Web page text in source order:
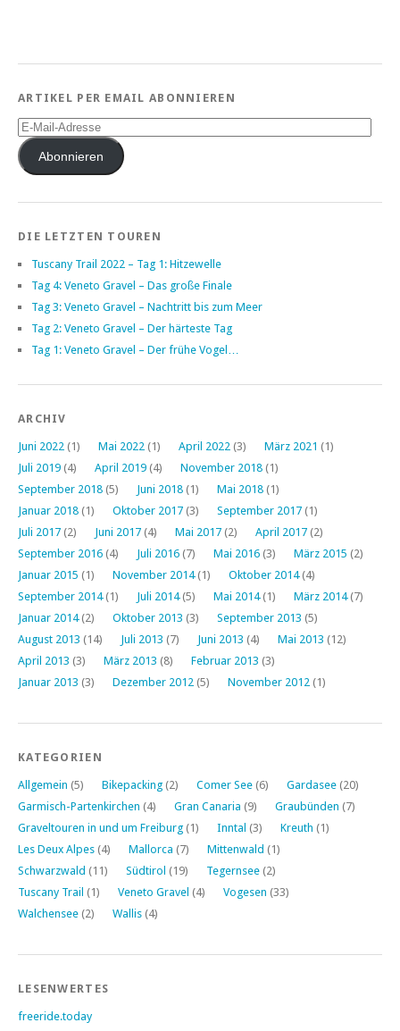
ARTIKEL PER EMAIL ABONNIEREN
E-
Mail-
AdresseAbonnieren
DIE LETZTEN TOUREN
Tuscany Trail 2022 – Tag 1: Hitzewelle
Tag 4: Veneto Gravel – Das große Finale
Tag 3: Veneto Gravel – Nachtritt bis zum Meer
Tag 2: Veneto Gravel – Der härteste Tag
Tag 1: Veneto Gravel – Der frühe Vogel…
ARCHIV
Juni 2022 (1) Mai 2022 (1) April 2022 (3) März 2021 (1)
Juli 2019 (4) April 2019 (4) November 2018 (1)
September 2018 (5) Juni 2018 (1) Mai 2018 (1)
Januar 2018 (1) Oktober 2017 (3) September 2017 (1)
Juli 2017 (2) Juni 2017 (4) Mai 2017 (2) April 2017 (2)
September 2016 (4) Juli 2016 (7) Mai 2016 (3) März 2015 (2)
Januar 2015 (1) November 2014(1) Oktober 2014(4)
September 2014(1) Juli 2014(5) Mai 2014(1) März 2014(7)
Januar 2014(2) Oktober 2013 (3) September 2013 (5)
August 2013 (14) Juli 2013 (7) Juni 2013 (4) Mai 2013 (12)
April 2013 (3) März 2013 (8) Februar 2013 (3)
Januar 2013 (3) Dezember 2012 (5) November 2012 (1)
KATEGORIEN
Allgemein (5) Bikepacking (2) Comer See (6) Gardasee (20)
Garmisch-Partenkirchen (4) Gran Canaria (9) Graubünden (7)
Graveltouren in und um Freiburg (1) Inntal (3) Kreuth (1)
Les Deux Alpes (4) Mallorca (7) Mittenwald (1)
Schwarzwald (11) Südtirol (19) Tegernsee (2)
Tuscany Trail (1) Veneto Gravel (4) Vogesen (33)
Walchensee (2) Wallis (4)
LESENWERTES
freeride.today